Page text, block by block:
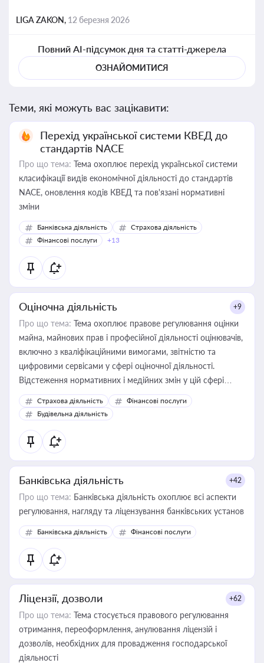
LIGA ZAKON, 12 березня 2026
Повний AI-підсумок дня та статті-джерела
ОЗНАЙОМИТИСЯ
Теми, які можуть вас зацікавити:
Перехід української системи КВЕД до
стандартів NACE
Про що тема: Тема охоплює перехід української системи
класифікації видів економічної діяльності до стандартів
NACE, оновлення кодів КВЕД та пов'язані нормативні
зміни
Банківська діяльність
Страхова діяльність
Фінансові послуги
+13
Оціночна діяльність +9
Про що тема: Тема охоплює правове регулювання оцінки
майна, майнових прав і професійної діяльності оцінювачів,
включно з кваліфікаційними вимогами, звітністю та
цифровими сервісами у сфері оціночної діяльності.
Відстеження нормативних і медійних змін у цій сфері
корисне для власника бізнесу, керівника, юриста або
бухгалтера під час оподаткування, приватизації, оренди
державного майна, корпоративних угод і перевірки
статусу суб'єктів оціночної діяльності
Страхова діяльність
Фінансові послуги
Будівельна діяльність
Банківська діяльність +42
Про що тема: Банківська діяльність охоплює всі аспекти
регулювання, нагляду та ліцензування банківських установ
Банківська діяльність Фінансові послуги
Ліцензії, дозволи +62
Про що тема: Тема стосується правового регулювання
отримання, переоформлення, анулювання ліцензій і
дозволів, необхідних для провадження господарської
діяльності